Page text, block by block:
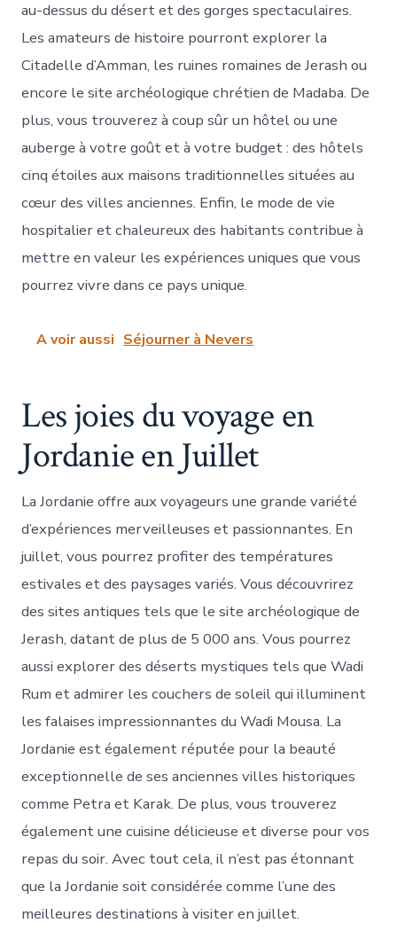
au-dessus du désert et des gorges spectaculaires.
Les amateurs de histoire pourront explorer la
Citadelle d’Amman, les ruines romaines de Jerash ou
encore le site archéologique chrétien de Madaba. De
plus, vous trouverez à coup sûr un hôtel ou une
auberge à votre goût et à votre budget : des hôtels
cinq étoiles aux maisons traditionnelles situées au
cœur des villes anciennes. Enfin, le mode de vie
hospitalier et chaleureux des habitants contribue à
mettre en valeur les expériences uniques que vous
pourrez vivre dans ce pays unique.
A voir aussi Séjourner à Nevers
Les joies du voyage en
Jordanie en Juillet
La Jordanie offre aux voyageurs une grande variété
d’expériences merveilleuses et passionnantes. En
juillet, vous pourrez profiter des températures
estivales et des paysages variés. Vous découvrirez
des sites antiques tels que le site archéologique de
Jerash, datant de plus de 5 000 ans. Vous pourrez
aussi explorer des déserts mystiques tels que Wadi
Rum et admirer les couchers de soleil qui illuminent
les falaises impressionnantes du Wadi Mousa. La
Jordanie est également réputée pour la beauté
exceptionnelle de ses anciennes villes historiques
comme Petra et Karak. De plus, vous trouverez
également une cuisine délicieuse et diverse pour vos
repas du soir. Avec tout cela, il n’est pas étonnant
que la Jordanie soit considérée comme l’une des
meilleures destinations à visiter en juillet.